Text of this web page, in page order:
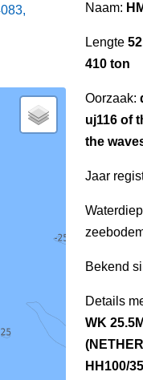
Naam:
Lengte
410 ton
Oorzaak:
uj116 of
the
Jaar
Bekend
Details
WK
HH100/